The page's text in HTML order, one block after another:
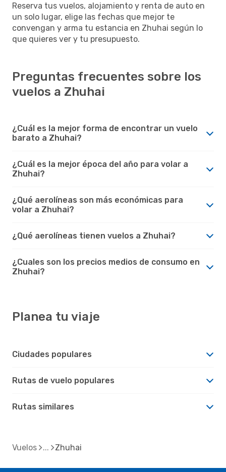
Reserva tus vuelos, alojamiento y renta de auto en
un solo lugar, elige las fechas que mejor te
convengan y arma tu estancia en Zhuhai según lo
que quieres ver y tu presupuesto.
Preguntas frecuentes sobre los
vuelos a Zhuhai
¿Cuál es la mejor forma de encontrar un vuelo
barato a Zhuhai?
¿Cuál es la mejor época del año para volar a
Zhuhai?
¿Qué aerolíneas son más económicas para
volar a Zhuhai?
¿Qué aerolíneas tienen vuelos a Zhuhai?
¿Cuales son los precios medios de consumo en
Zhuhai?
Planea tu viaje
Ciudades populares
Rutas de vuelo populares
Rutas similares
Vuelos Zhuhai